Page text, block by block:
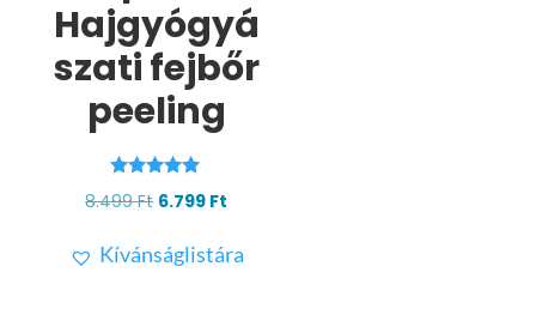
Hajgyógyá
szati fejbőr
peeling
4.86
8.499Ft Original
was:
6.799 Ft
is:
Kívánságlistára